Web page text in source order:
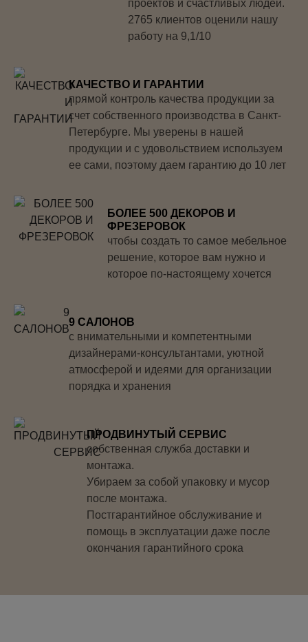
проектов и счастливых людей.
2765 клиентов оценили нашу
работу на 9,1/10
КАЧЕСТВО И ГАРАНТИИ
прямой контроль качества продукции за
счет собственного производства в Санкт-
Петербурге. Мы уверены в нашей
продукции и с удовольствием используем
ее сами, поэтому даем гарантию до 10 лет
БОЛЕЕ 500 ДЕКОРОВ И
ФРЕЗЕРОВОК
чтобы создать то самое мебельное
решение, которое вам нужно и
которое по-настоящему хочется
9 САЛОНОВ
с внимательными и компетентными
дизайнерами-консультантами, уютной
атмосферой и идеями для организации
порядка и хранения
ПРОДВИНУТЫЙ СЕРВИС
собственная служба доставки и
монтажа.
Убираем за собой упаковку и мусор
после монтажа.
Постгарантийное обслуживание и
помощь в эксплуатации даже после
окончания гарантийного срока